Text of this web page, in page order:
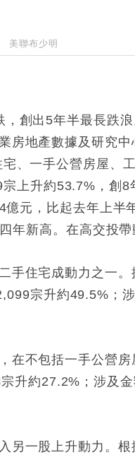
美聯布少明
創出5年半最長跌
房地產數據及研究
、一手公營房屋、
上升約53.7%，創8
元，比起去年上半
年新高。在高交投帶
手住宅成動力之一
宗升約49.5%；
在不包括一手公營
升約27.2%；涉及
另一股上升動力。